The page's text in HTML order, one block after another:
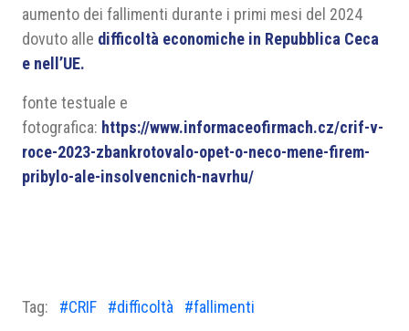
aumento dei fallimenti durante i primi mesi del 2024
dovuto alle difficoltà economiche in Repubblica Ceca
e nell’UE.
fonte testuale e
fotografica: https://www.informaceofirmach.cz/crif-v-
roce-2023-zbankrotovalo-opet-o-neco-mene-firem-
pribylo-ale-insolvencnich-navrhu/
Tag: #CRIF #difficoltà #fallimenti